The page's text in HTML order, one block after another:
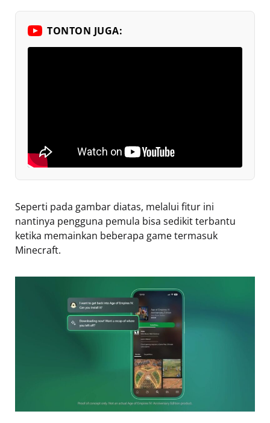
TONTON JUGA:
Seperti pada gambar diatas, melalui fitur ini
nantinya pengguna pemula bisa sedikit terbantu
ketika memainkan beberapa game termasuk
Minecraft.